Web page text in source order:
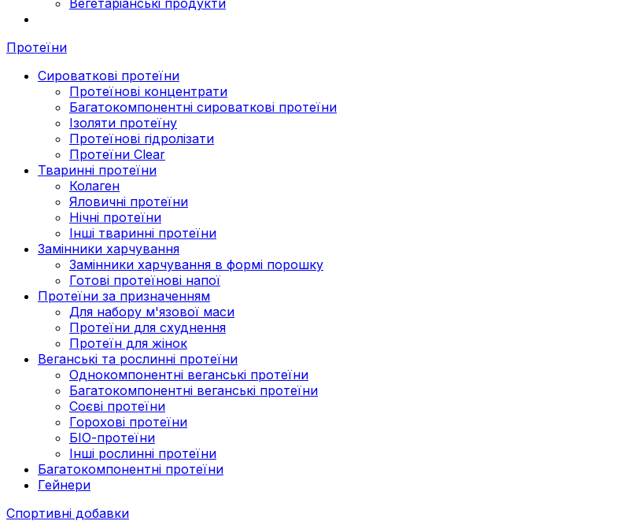
Протеїни
Сироваткові протеїни
Протеїнові концентрати
Багатокомпонентні сироваткові протеїни
Ізоляти протеїну
Протеїнові гідролізати
Протеїни Clear
Тваринні протеїни
Колаген
Яловичні протеїни
Нічні протеїни
Інші тваринні протеїни
Замінники харчування
Замінники харчування в формі порошку
Готові протеїнові напої
Протеїни за призначенням
Для набору м'язової маси
Протеїни для схуднення
Протеїн для жінок
Веганські та рослинні протеїни
Однокомпонентні веганські протеїни
Багатокомпонентні веганські протеїни
Cоєві протеїни
Горохові протеїни
БІО-протеїни
Інші рослинні протеїни
Багатокомпонентні протеїни
Гейнери
Спортивні добавки